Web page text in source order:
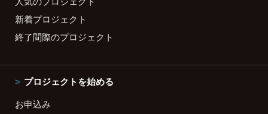
新着プロジェクト
終了間際のプロジェクト
プロジェクトを始める
お申込み